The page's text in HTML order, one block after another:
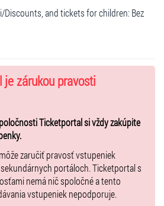
and tickets for children: Bez
zárukou pravosti
Ticketportal si vždy zakúpite
zaručiť pravosť vstupeniek
portáloch. Ticketportal s
nemá nič spoločné a tento
vstupeniek nepodporuje.